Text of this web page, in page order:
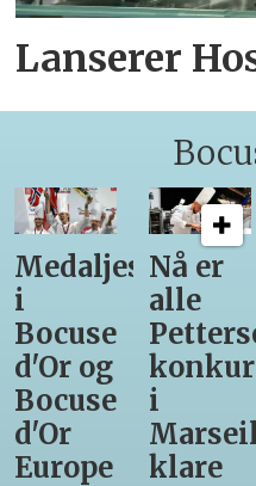
Lanserer
Medaljestatistikk
i
Bocuse
d'Or og
Bocuse
d'Or
Europe
Nå er
alle
i
klare